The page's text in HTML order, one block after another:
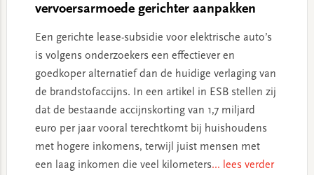
vervoersarmoede gerichter aanpakken
Een gerichte lease-subsidie voor elektrische auto’s
is volgens onderzoekers een effectiever en
goedkoper alternatief dan de huidige verlaging van
de brandstofaccijns. In een artikel in ESB stellen zij
dat de bestaande accijnskorting van 1,7 miljard
euro per jaar vooral terechtkomt bij huishoudens
met hogere inkomens, terwijl juist mensen met
een laag inkomen die veel kilometers... lees verder